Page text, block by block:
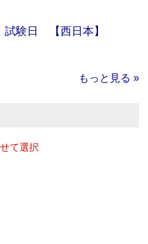
験日 【西日本】
もっと見る »
て選択